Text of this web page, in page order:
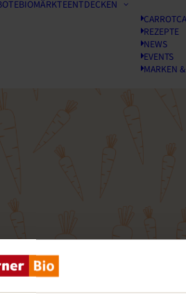
BIOMÄRKTEENTDECKEN
REZEPTE
NEWS
EVENTS
MARKEN
Melde